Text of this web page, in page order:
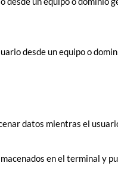
desde un equipo o
datos mientras el
en el terminal y